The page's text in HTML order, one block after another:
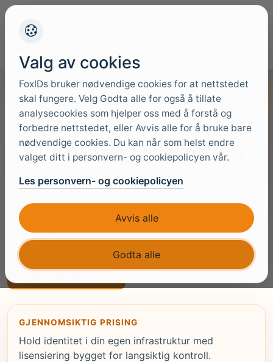
FOXIDS PRISER
Selvhostede lisenser
Kjør FoxIDs i ditt eget miljø med lisensiering laget
for privat hosting, driftskontroll og langsiktig
skalering.
Kom i gang gratis Kontakt oss
GJENNOMSIKTIG PRISING
Hold identitet i din egen infrastruktur med
lisensiering bygget for langsiktig kontroll.
Valg av cookies
FoxIDs bruker nødvendige cookies for at nettstedet
skal fungere. Velg Godta alle for også å tillate
analysecookies som hjelper oss med å forstå og
forbedre nettstedet, eller Avvis alle for å bruke bare
nødvendige cookies. Du kan når som helst endre
valget ditt i personvern- og cookiepolicyen vår.
Les personvern- og cookiepolicyen
Avvis alle
Godta alle